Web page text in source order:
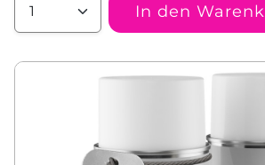
In den